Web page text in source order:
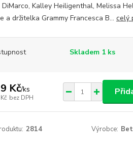
DiMarco, Kalley Heiligenthal, Melissa
a držitelka Grammy Francesca B... celý
Skladem 1 ks
Kč/ks
bez DPH
2814 Výrobce: